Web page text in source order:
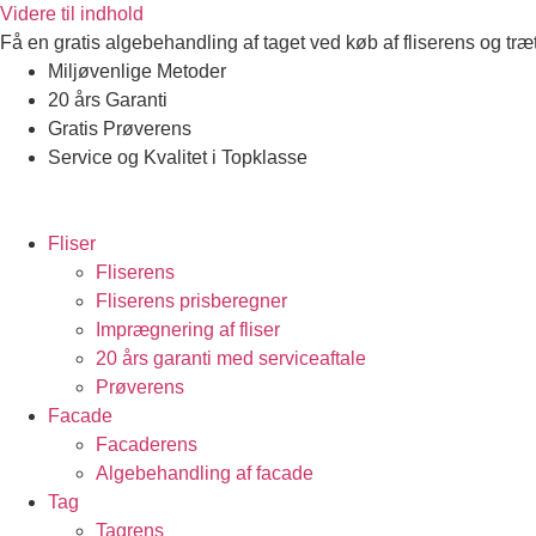
Videre til indhold
Få en gratis algebehandling af taget ved køb af fliserens og
Miljøvenlige Metoder
20 års Garanti
Gratis Prøverens
Service og Kvalitet i Topklasse
Fliser
Fliserens
Fliserens prisberegner
Imprægnering af fliser
20 års garanti med serviceaftale
Prøverens
Facade
Facaderens
Algebehandling af facade
Tag
Tagrens